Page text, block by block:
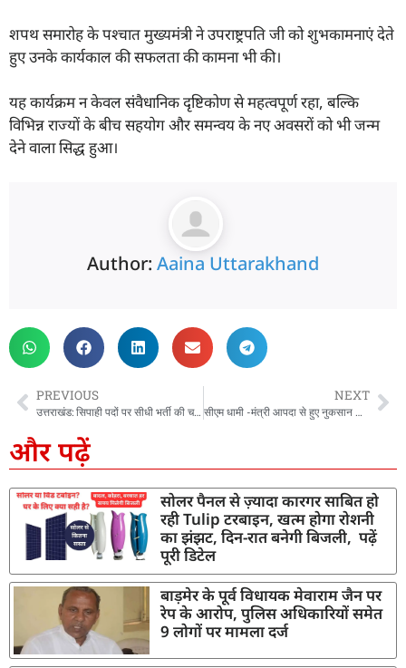
शपथ समारोह के पश्चात मुख्यमंत्री ने उपराष्ट्रपति जी को शुभकामनाएं देते
हुए उनके कार्यकाल की सफलता की कामना भी की।
यह कार्यक्रम न केवल संवैधानिक दृष्टिकोण से महत्वपूर्ण रहा, बल्कि
विभिन्न राज्यों के बीच सहयोग और समन्वय के नए अवसरों को भी जन्म
देने वाला सिद्ध हुआ।
Author: Aaina Uttarakhand
PREVIOUS
उत्तराखंड: सिपाही पदों पर सीधी भर्ती की चयन प्रक्रिया नियमावली के कुछ बिन्दुओं मे किया जा रहा संशोधन- सचिव कार्मिक, शैलेश बगौली
NEXT
सीएम धामी -मंत्री आपदा से हुए नुकसान का जिलों में जाकर करेंगे समीक्षा, निरीक्षण भी करेंगे
और पढ़ें
सोलर पैनल से ज़्यादा कारगर साबित हो
रही Tulip टरबाइन, खत्म होगा रोशनी
का झंझट, दिन-रात बनेगी बिजली, पढ़ें
पूरी डिटेल
बाड़मेर के पूर्व विधायक मेवाराम जैन पर
रेप के आरोप, पुलिस अधिकारियों समेत
9 लोगों पर मामला दर्ज